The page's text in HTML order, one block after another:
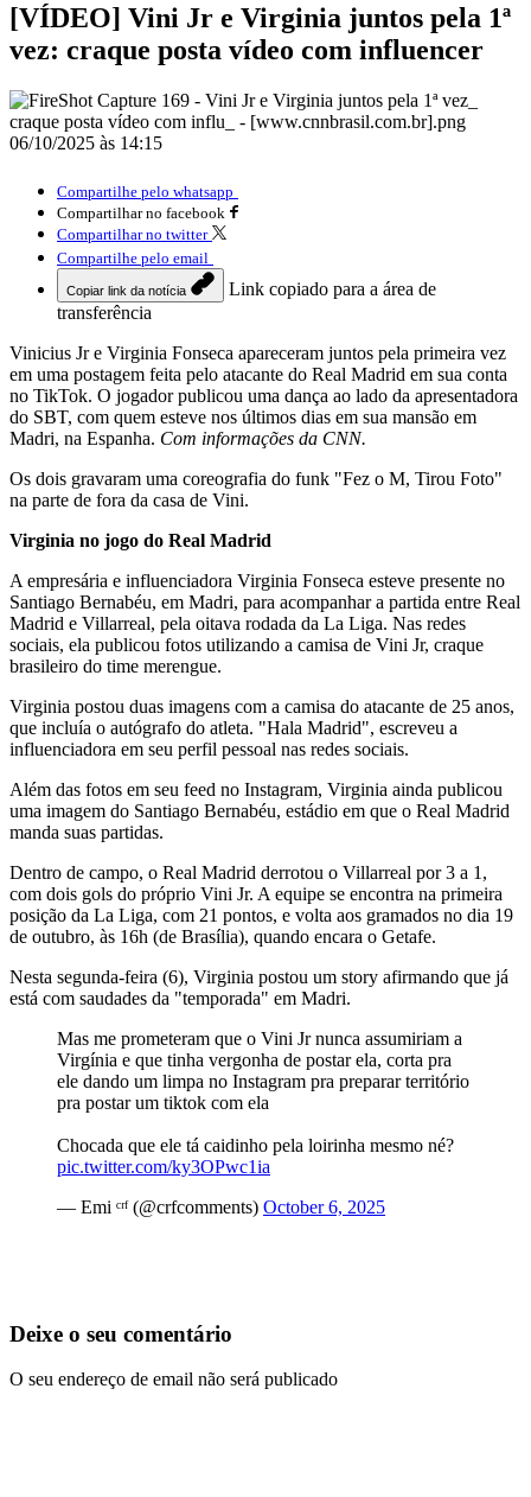
[VÍDEO] Vini Jr e Virginia juntos pela 1ª
vez: craque posta vídeo com influencer
06/10/2025 às 14:15
Compartilhe pelo whatsapp
Compartilhar no facebook
Compartilhar no twitter
Compartilhe pelo email
Copiar link da notícia
Link copiado para a área de
transferência
Vinicius Jr e Virginia Fonseca apareceram juntos pela primeira vez
em uma postagem feita pelo atacante do Real Madrid em sua conta
no TikTok. O jogador publicou uma dança ao lado da apresentadora
do SBT, com quem esteve nos últimos dias em sua mansão em
Madri, na Espanha. Com informações da CNN.
Os dois gravaram uma coreografia do funk "Fez o M, Tirou Foto"
na parte de fora da casa de Vini.
Virginia no jogo do Real Madrid
A empresária e influenciadora Virginia Fonseca esteve presente no
Santiago Bernabéu, em Madri, para acompanhar a partida entre Real
Madrid e Villarreal, pela oitava rodada da La Liga. Nas redes
sociais, ela publicou fotos utilizando a camisa de Vini Jr, craque
brasileiro do time merengue.
Virginia postou duas imagens com a camisa do atacante de 25 anos,
que incluía o autógrafo do atleta. "Hala Madrid", escreveu a
influenciadora em seu perfil pessoal nas redes sociais.
Além das fotos em seu feed no Instagram, Virginia ainda publicou
uma imagem do Santiago Bernabéu, estádio em que o Real Madrid
manda suas partidas.
Dentro de campo, o Real Madrid derrotou o Villarreal por 3 a 1,
com dois gols do próprio Vini Jr. A equipe se encontra na primeira
posição da La Liga, com 21 pontos, e volta aos gramados no dia 19
de outubro, às 16h (de Brasília), quando encara o Getafe.
Nesta segunda-feira (6), Virginia postou um story afirmando que já
está com saudades da "temporada" em Madri.
Mas me prometeram que o Vini Jr nunca assumiriam a
Virgínia e que tinha vergonha de postar ela, corta pra
ele dando um limpa no Instagram pra preparar território
pra postar um tiktok com ela
Chocada que ele tá caidinho pela loirinha mesmo né?
pic.twitter.com/ky3OPwc1ia
— Emi ᶜʳᶠ (@crfcomments) October 6, 2025
Deixe o seu comentário
O seu endereço de email não será publicado